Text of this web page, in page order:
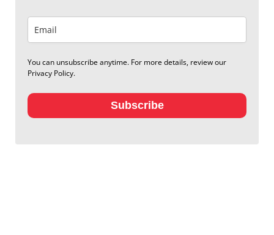
You can unsubscribe anytime. For more details, review our
Privacy Policy.
Subscribe